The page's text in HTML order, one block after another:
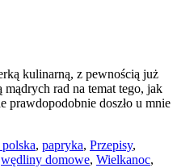
kulinarną, z pewnością już
mądrych rad na temat tego, jak
prawdopodobnie doszło u mnie
, papryka, Przepisy,
wędliny domowe, Wielkanoc,